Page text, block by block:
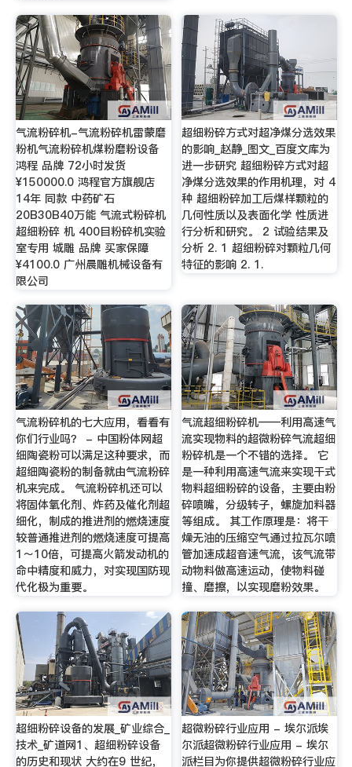
气流粉碎机-气流粉碎机雷蒙磨
粉机气流粉碎机煤粉磨粉设备
鸿程 品牌 72小时发货
¥150000.0 鸿程官方旗舰店
14年 同款 中药矿石
20B30B40万能 气流式粉碎机
超细粉碎 机 400目粉碎机实验
室专用 城雕 品牌 买家保障
¥4100.0 广州晨雕机械设备有
限公司
超细粉碎方式对超净煤分选效果
的影响_赵静_图文_百度文库为
进一步研究 超细粉碎方式对超
净煤分选效果的作用机理，对 4
种 超细粉碎加工后煤样颗粒的
几何性质以及表面化学 性质进
行分析和研究。 2 试验结果及
分析 2. 1 超细粉碎对颗粒几何
特征的影响 2. 1.
气流粉碎机的七大应用，看看有
你们行业吗？ - 中国粉体网超
细陶瓷粉可以满足这种要求，而
超细陶瓷粉的制备就由气流粉碎
机来完成。 气流粉碎机还可以
将固体氧化剂、炸药及催化剂超
细化，制成的推进剂的燃烧速度
较普通推进剂的燃烧速度可提高
1～10倍，可提高火箭发动机的
命中精度和威力，对实现国防现
代化极为重要。
气流超细粉碎机——利用高速气
流实现物料的超微粉碎气流超细
粉碎机是一个不错的选择。 它
是一种利用高速气流来实现干式
物料超细粉碎的设备，主要由粉
碎喷嘴，分级转子，螺旋加料器
等组成。 其工作原理是：将干
燥无油的压缩空气通过拉瓦尔喷
管加速成超音速气流，该气流带
动物料做高速运动，使物料碰
撞、磨擦，以实现磨粉效果。
超细粉碎设备的发展_矿业综合_
技术_矿道网1、超细粉碎设备
的历史和现状 大约在9 世纪，
超微粉碎行业应用 - 埃尔派埃
尔派超微粉碎行业应用 - 埃尔
派栏目为你提供超微粉碎行业应